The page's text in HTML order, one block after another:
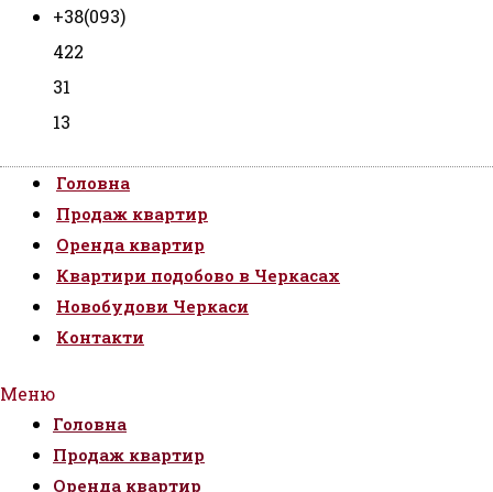
+38(093)
422
31
13
Головна
Продаж квартир
Оренда квартир
Квартири подобово в Черкасах
Новобудови Черкаси
Контакти
Меню
Головна
Продаж квартир
Оренда квартир